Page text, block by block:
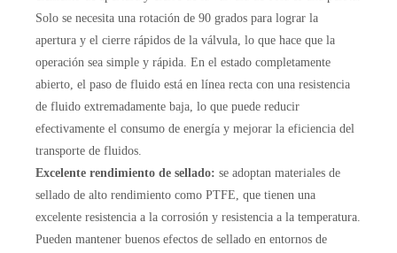
Solo se necesita una rotación de 90 grados para lograr la
apertura y el cierre rápidos de la válvula, lo que hace que la
operación sea simple y rápida. En el estado completamente
abierto, el paso de fluido está en línea recta con una resistencia
de fluido extremadamente baja, lo que puede reducir
efectivamente el consumo de energía y mejorar la eficiencia del
transporte de fluidos.
Excelente rendimiento de sellado: se adoptan materiales de
sellado de alto rendimiento como PTFE, que tienen una
excelente resistencia a la corrosión y resistencia a la temperatura.
Pueden mantener buenos efectos de sellado en entornos de